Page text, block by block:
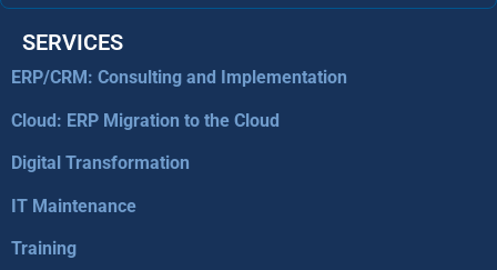
SERVICES
ERP/CRM: Consulting and Implementation
Cloud: ERP Migration to the Cloud
Digital Transformation
IT Maintenance
Training